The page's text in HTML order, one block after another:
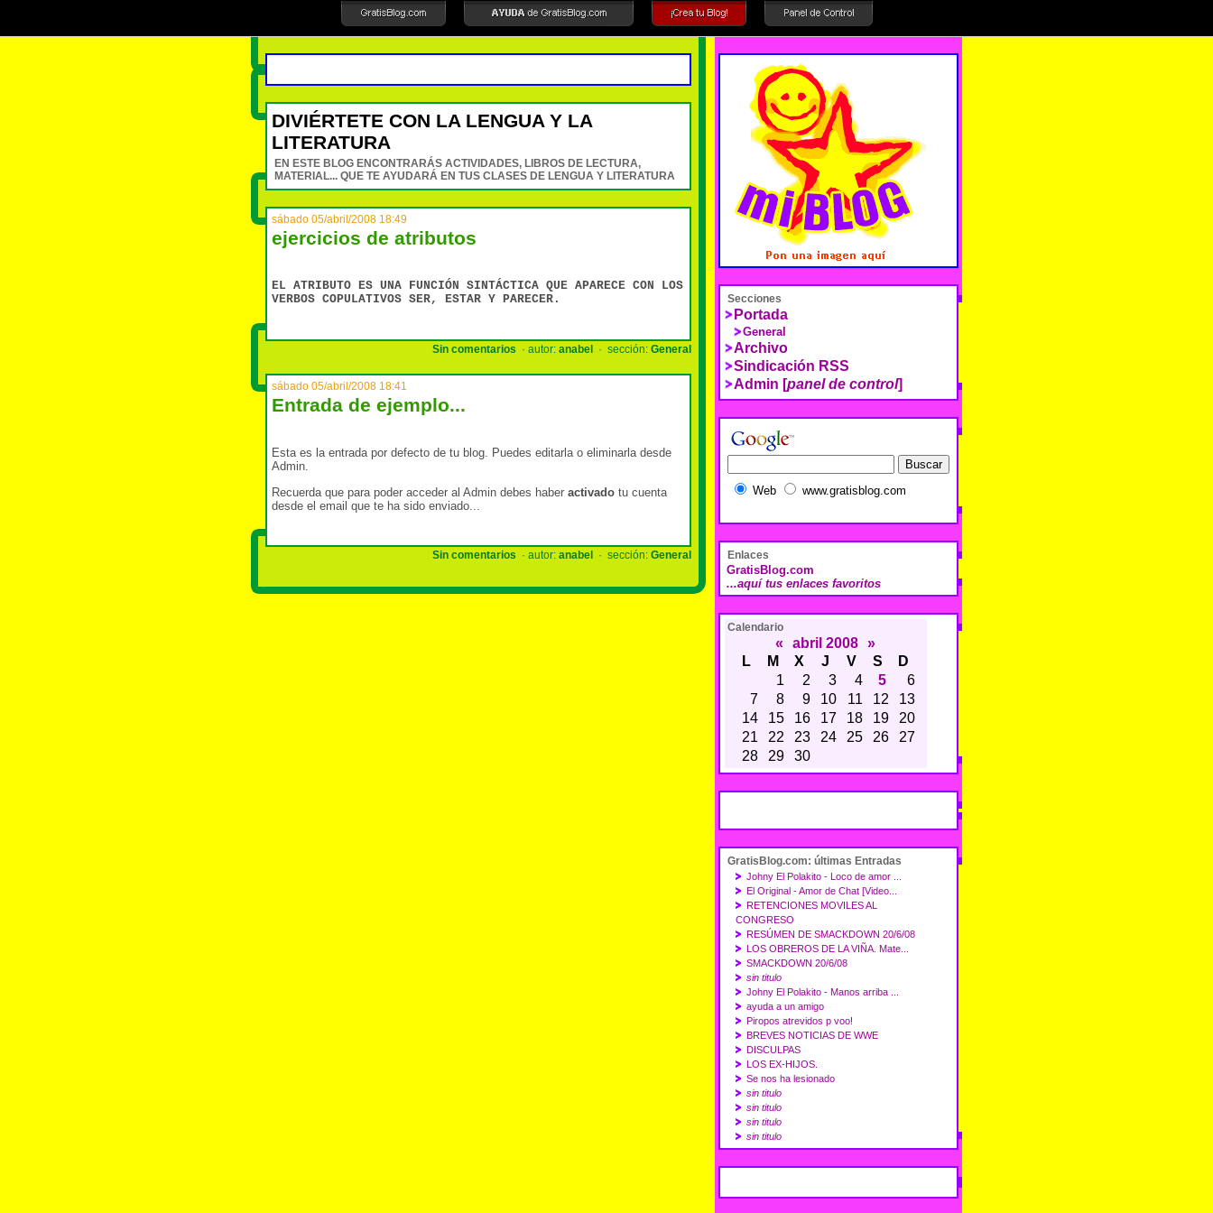
DIVIÉRTETE CON LA LENGUA Y LA
LITERATURA
EN ESTE BLOG ENCONTRARÁS ACTIVIDADES, LIBROS DE LECTURA,
MATERIAL... QUE TE AYUDARÁ EN TUS CLASES DE LENGUA Y LITERATURA
sábado 05/abril/2008 18:49
ejercicios de atributos
EL ATRIBUTO ES UNA FUNCIÓN SINTÁCTICA QUE APARECE CON LOS
VERBOS COPULATIVOS SER, ESTAR Y PARECER.
Sin comentarios · autor: anabel · sección: General
sábado 05/abril/2008 18:41
Entrada de ejemplo...
Esta es la entrada por defecto de tu blog. Puedes editarla o eliminarla desde
Admin.
Recuerda que para poder acceder al Admin debes haber activado tu cuenta
desde el email que te ha sido enviado...
Sin comentarios · autor: anabel · sección: General
Secciones
Portada
General
Archivo
Sindicación RSS
Admin [panel de control]
Web www.gratisblog.com
Enlaces
GratisBlog.com
...aquí tus enlaces favoritos
Calendario
« abril 2008
»
L
M X J V S
D
1
2 3 4 5
6
7
8 9 10 11 12
13
14
15 16 17 18 19
20
21
22 23 24 25 26
27
28
29 30
GratisBlog.com: últimas Entradas
Johny El Polakito - Loco de amor ...
El Original - Amor de Chat [Video...
RETENCIONES MOVILES AL
CONGRESO
RESÚMEN DE SMACKDOWN 20/6/08
LOS OBREROS DE LA VIÑA. Mate...
SMACKDOWN 20/6/08
sin titulo
Johny El Polakito - Manos arriba ...
ayuda a un amigo
Piropos atrevidos p voo!
BREVES NOTICIAS DE WWE
DISCULPAS
LOS EX-HIJOS.
Se nos ha lesionado
sin titulo
sin titulo
sin titulo
sin titulo